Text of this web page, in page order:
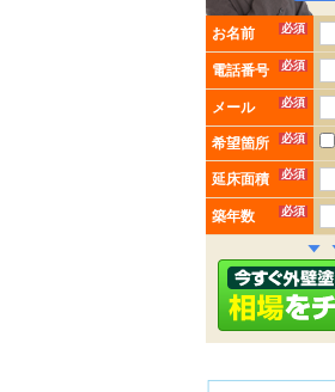
お名前 必須
電話番号 必須
メール 必須
希望箇所 必須
延床面積 必須
築年数 必須